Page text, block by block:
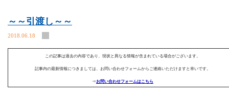
～～引渡し～～
2018.06.18
この記事は過去の内容であり、現状と異なる情報が含まれている場合がございます。
記事内の最新情報につきましては、お問い合わせフォームからご連絡いただけますと幸いです。
⇒お問い合わせフォームはこちら